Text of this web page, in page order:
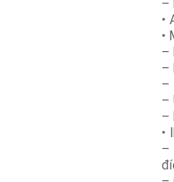
–
•
•
–
–
–
–
–
•
–